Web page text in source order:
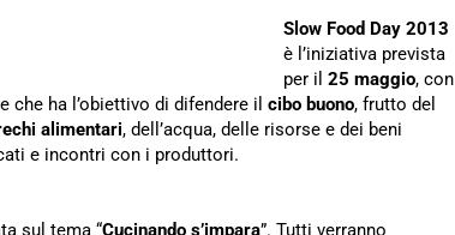
Slow Food Day 2013
è l’iniziativa prevista
per il 25 maggio, con
ha l’obiettivo di difendere il cibo buono, frutto del
alimentari, dell’acqua, delle risorse e dei beni
e incontri con i produttori.
sul tema “Cucinando s’impara”. Tutti verranno